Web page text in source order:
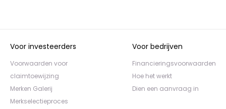
Voor investeerders
Voorwaarden voor
claimtoewijzing
Merken Galerij
Merkselectieproces
Voor bedrijven
Financieringsvoorwaarden
Hoe het werkt
Dien een aanvraag in